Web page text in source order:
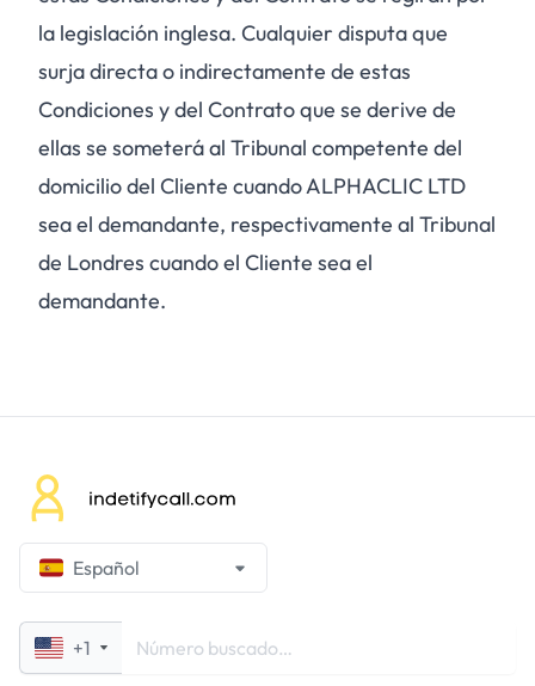
la legislación inglesa. Cualquier disputa que
surja directa o indirectamente de estas
Condiciones y del Contrato que se derive de
ellas se someterá al Tribunal competente del
domicilio del Cliente cuando ALPHACLIC LTD
sea el demandante, respectivamente al Tribunal
de Londres cuando el Cliente sea el
demandante.
Español
+1